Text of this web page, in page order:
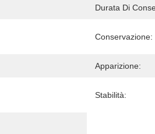
Durata Di
Conservazione:
Apparizione:
Stabilità: